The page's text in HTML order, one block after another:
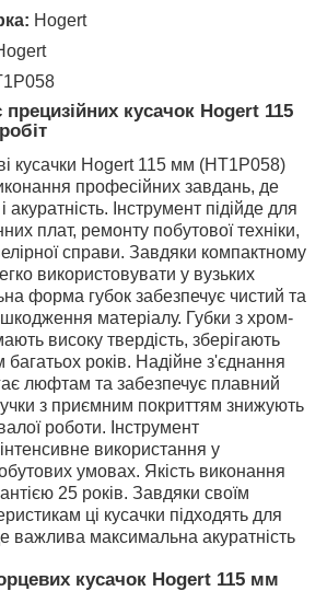
Hogert
кусачок Hogert 115
кусачки Hogert 115 мм (HT1P058)
професійних завдань, де
акуратність. Інструмент підійде для
плат, ремонту побутової техніки,
справи. Завдяки компактному
використовувати у вузьких
форма губок забезпечує чистий та
матеріалу. Губки з хром-
високу твердість, зберігають
багатьох років. Надійне з'єднання
люфтам та забезпечує плавний
з приємним покриттям знижують
роботи. Інструмент
використання у
умовах. Якість виконання
25 років. Завдяки своїм
ці кусачки підходять для
важлива максимальна акуратність
кусачок Hogert 115 мм